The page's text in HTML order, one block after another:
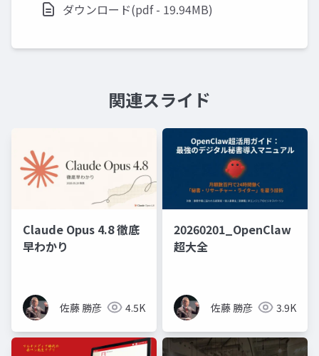
ダウンロード(pdf - 19.94MB)
関連スライド
Claude Opus 4.8 徹底
早わかり
佐藤 勝彦 4.5K
20260201_OpenClaw
超大全
佐藤 勝彦 3.9K